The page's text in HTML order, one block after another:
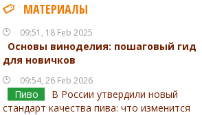
МАТЕРИАЛЫ
09:51, 18 Feb 2025
Основы виноделия: пошаговый гид
для новичков
09:54, 26 Feb 2026
Пиво
В России утвердили новый
стандарт качества пива: что изменится